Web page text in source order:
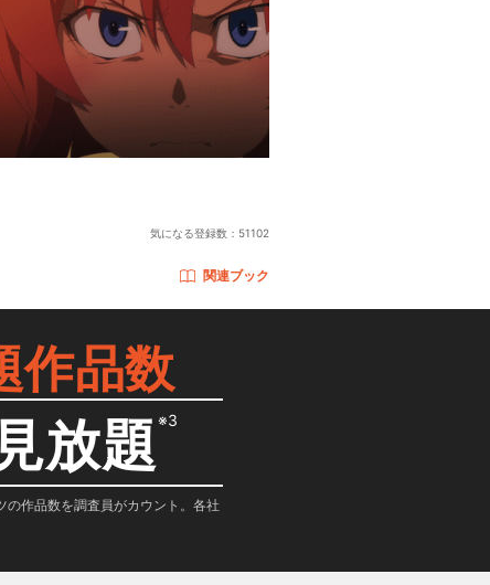
気になる登録数： 51102
関連ブック
作品数
見放題※3
作品数を調査員がカウント。各社